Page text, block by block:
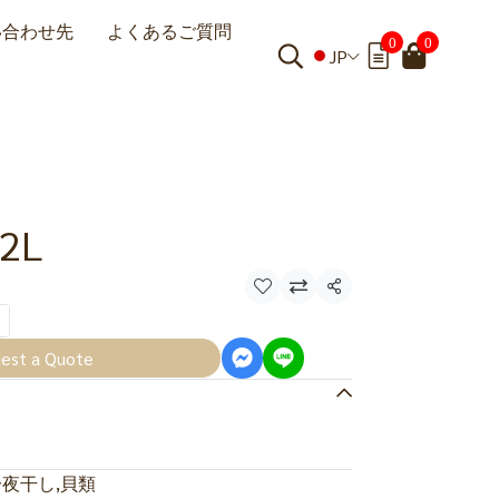
わせ先
よくあるご質問
JP
0 0
共有
a Quote
干し,貝類